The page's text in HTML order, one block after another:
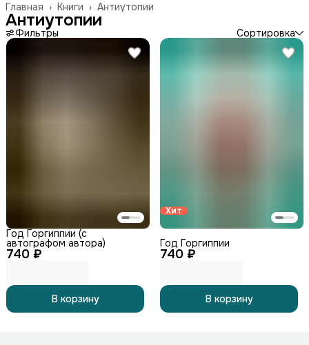
Антиутопии
Книги ›
Главная ›
Антиутопии
Фильтры Сортировка
740 ₽
Год Горгиппии (с
автографом автора)
В корзину
Хит
740 ₽
Год Горгиппии
В корзину